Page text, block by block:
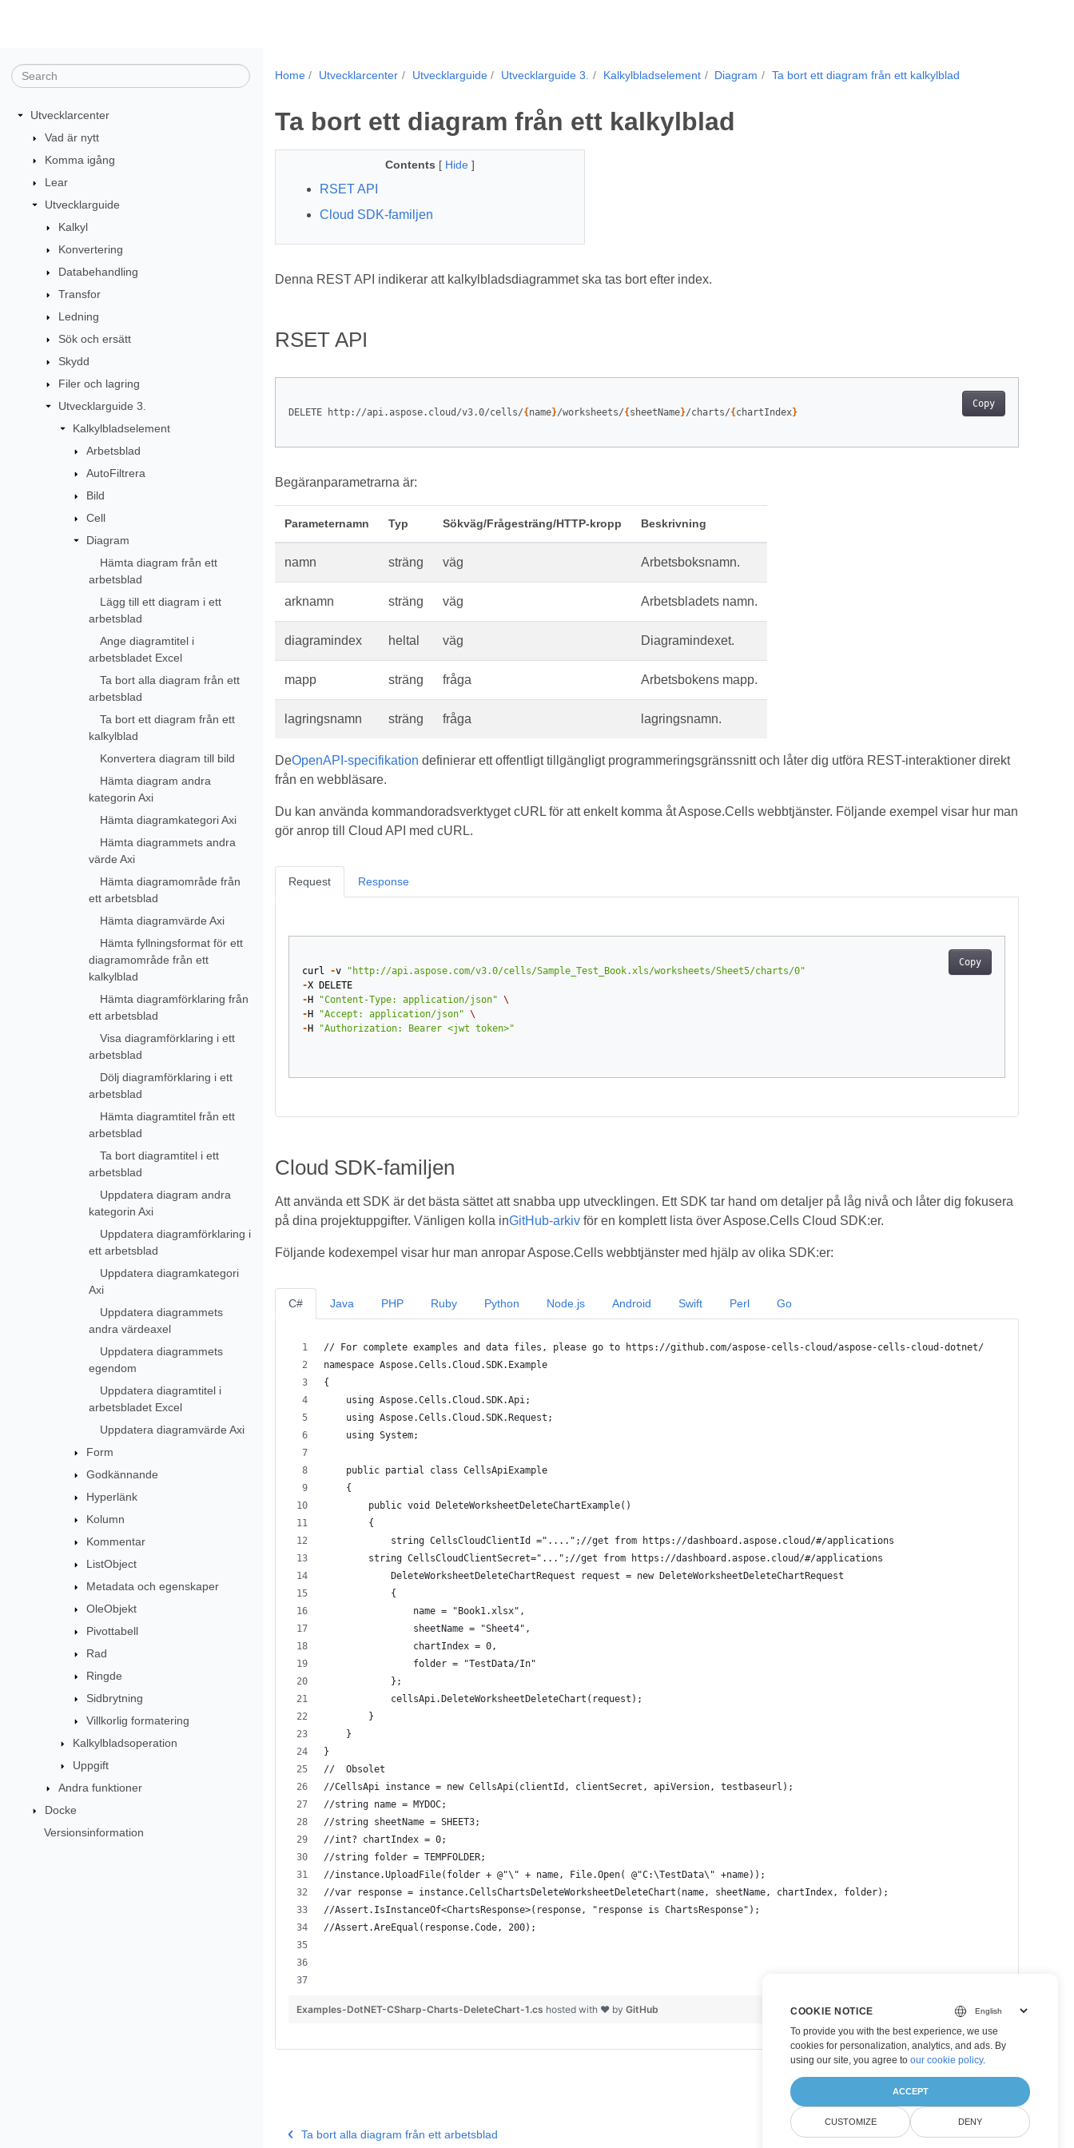
Utvecklarcenter
Vad är nytt
Komma igång
Lear
Utvecklarguide
Kalkyl
Konvertering
Databehandling
Transfor
Ledning
Sök och ersätt
Skydd
Filer och lagring
Utvecklarguide 3.
Kalkylbladselement
Arbetsblad
AutoFiltrera
Bild
Cell
Diagram
Hämta diagram från ett
arbetsblad
Lägg till ett diagram i ett
arbetsblad
Ange diagramtitel i
arbetsbladet Excel
Ta bort alla diagram från ett
arbetsblad
Ta bort ett diagram från ett
kalkylblad
Konvertera diagram till bild
Hämta diagram andra
kategorin Axi
Hämta diagramkategori Axi
Hämta diagrammets andra
värde Axi
Hämta diagramområde från
ett arbetsblad
Hämta diagramvärde Axi
Hämta fyllningsformat för ett
diagramområde från ett
kalkylblad
Hämta diagramförklaring från
ett arbetsblad
Visa diagramförklaring i ett
arbetsblad
Dölj diagramförklaring i ett
arbetsblad
Hämta diagramtitel från ett
arbetsblad
Ta bort diagramtitel i ett
arbetsblad
Uppdatera diagram andra
kategorin Axi
Uppdatera diagramförklaring i
ett arbetsblad
Uppdatera diagramkategori
Axi
Uppdatera diagrammets
andra värdeaxel
Uppdatera diagrammets
egendom
Uppdatera diagramtitel i
arbetsbladet Excel
Uppdatera diagramvärde Axi
Form
Godkännande
Hyperlänk
Kolumn
Kommentar
ListObject
Metadata och egenskaper
OleObjekt
Pivottabell
Rad
Ringde
Sidbrytning
Villkorlig formatering
Kalkylbladsoperation
Uppgift
Andra funktioner
Docke
Versionsinformation
Home Utvecklarcenter Utvecklarguide Utvecklarguide 3. Kalkylbladselement Diagram Ta bort ett diagram från ett kalkylblad
Ta bort ett diagram från ett kalkylblad
Contents [ Hide ]
RSET API
Cloud SDK-familjen
Denna REST API indikerar att kalkylbladsdiagrammet ska tas bort efter index.
RSET API
Copy
DELETE http://api.aspose.cloud/v3.0/cells/{ name}/worksheets/{ sheetName}/charts/{ chartIndex}
Begäranparametrarna är:
Parameternamn Typ Sökväg/Frågesträng/HTTP-kropp Beskrivning
namn sträng väg Arbetsboksnamn.
arknamn sträng väg Arbetsbladets namn.
diagramindex heltal väg Diagramindexet.
mapp sträng fråga Arbetsbokens mapp.
lagringsnamn sträng fråga lagringsnamn.
DeOpenAPI-specifikation definierar ett offentligt tillgängligt programmeringsgränssnitt och låter dig utföra REST-interaktioner direkt
från en webbläsare.
Du kan använda kommandoradsverktyget cURL för att enkelt komma åt Aspose.Cells webbtjänster. Följande exempel visar hur man
gör anrop till Cloud API med cURL.
Request
Copy
curl -v
"http://api.aspose.com/v3.0/cells/Sample_Test_Book.xls/worksheets/Sheet5/charts/0"
-X
DELETE
- H "Content-Type: application/json" \
- H "Accept: application/json" \
- H "Authorization: Bearer <jwt token>"
Response
Cloud SDK-familjen
Att använda ett SDK är det bästa sättet att snabba upp utvecklingen. Ett SDK tar hand om detaljer på låg nivå och låter dig fokusera
på dina projektuppgifter. Vänligen kolla inGitHub-arkivför en komplett lista över Aspose.Cells Cloud SDK:er.
Följande kodexempel visar hur man anropar Aspose.Cells webbtjänster med hjälp av olika SDK:er:
C#
// For complete examples and data files, please go to https://github.com/aspose-cells-cloud/aspose-cells-cloud-dotnet/
namespace Aspose.Cells.Cloud.SDK.Example
{
    using Aspose.Cells.Cloud.SDK.Api;
    using Aspose.Cells.Cloud.SDK.Request;
    using System;
    public partial class CellsApiExample
    {
        public void DeleteWorksheetDeleteChartExample()
        {
            string CellsCloudClientId ="....";//get from https://dashboard.aspose.cloud/#/applications
        string CellsCloudClientSecret="...";//get from https://dashboard.aspose.cloud/#/applications
            DeleteWorksheetDeleteChartRequest request = new DeleteWorksheetDeleteChartRequest
            {
                name = "Book1.xlsx",
                sheetName = "Sheet4",
                chartIndex = 0,
                folder = "TestData/In"
            };
            cellsApi.DeleteWorksheetDeleteChart(request);
        }
    }
}
//  Obsolet
//CellsApi instance = new CellsApi(clientId, clientSecret, apiVersion, testbaseurl);
//string name = MYDOC;
//string sheetName = SHEET3;
//int? chartIndex = 0;
//string folder = TEMPFOLDER;
//instance.UploadFile(folder + @"\" + name, File.Open( @"C:\TestData\" +name));
//var response = instance.CellsChartsDeleteWorksheetDeleteChart(name, sheetName, chartIndex, folder);
//Assert.IsInstanceOf<ChartsResponse>(response, "response is ChartsResponse");
//Assert.AreEqual(response.Code, 200);
view raw
Examples-DotNET-CSharp-Charts-DeleteChart-1.cs hosted with ❤ by GitHub
Java PHP Ruby Python Node.js Android Swift Perl Go
Ta bort alla diagram från ett arbetsblad Konvertera diagram till bild
COOKIE NOTICE
To provide you with the best experience, we use
cookies for personalization, analytics, and ads. By
using our site, you agree to our cookie policy.
ACCEPT
CUSTOMIZE DENY